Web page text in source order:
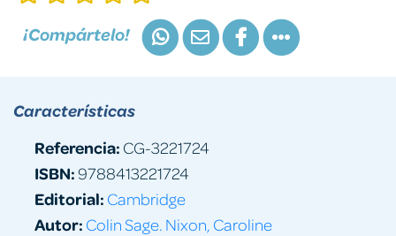
¡Compártelo!
Características
Referencia: CG-3221724
ISBN:9788413221724
Editorial: Cambridge
Autor: Colin Sage. Nixon, Caroline